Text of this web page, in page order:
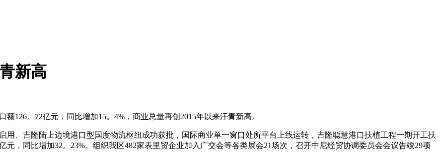
新高
。72亿元，同比增加15。4%，商业总量再创2015年以来汗青新高。
、吉隆陆上边境港口型国度物流枢纽成功获批，国际商业单一窗口处所平台上线运转，吉隆聪慧港口扶植工程一期开工扶
元，同比增加32。23%。组织我区482家表里贸企业加入广交会等各类展会21场次，召开中尼经贸协调委员会会议告竣29项